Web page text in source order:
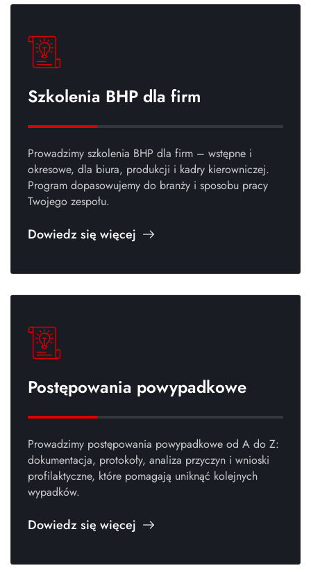
Szkolenia BHP dla firm
Prowadzimy szkolenia BHP dla firm – wstępne i
okresowe, dla biura, produkcji i kadry kierowniczej.
Program dopasowujemy do branży i sposobu pracy
Twojego zespołu.
Dowiedz się więcej
Postępowania powypadkowe
Prowadzimy postępowania powypadkowe od A do Z:
dokumentacja, protokoły, analiza przyczyn i wnioski
profilaktyczne, które pomagają uniknąć kolejnych
wypadków.
Dowiedz się więcej